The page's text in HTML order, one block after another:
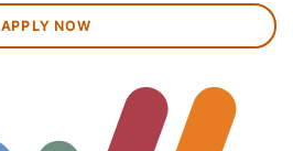
APPLY NOW